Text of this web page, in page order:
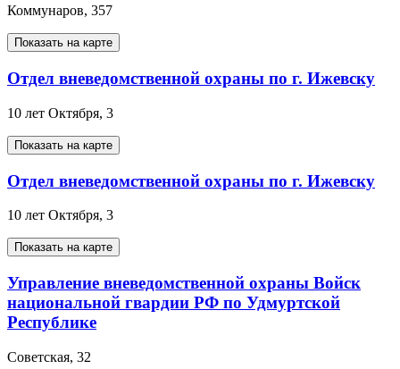
Коммунаров, 357
Показать на карте
Отдел вневедомственной охраны по г. Ижевску
10 лет Октября, 3
Показать на карте
Отдел вневедомственной охраны по г. Ижевску
10 лет Октября, 3
Показать на карте
Управление вневедомственной охраны Войск
национальной гвардии РФ по Удмуртской
Республике
Советская, 32